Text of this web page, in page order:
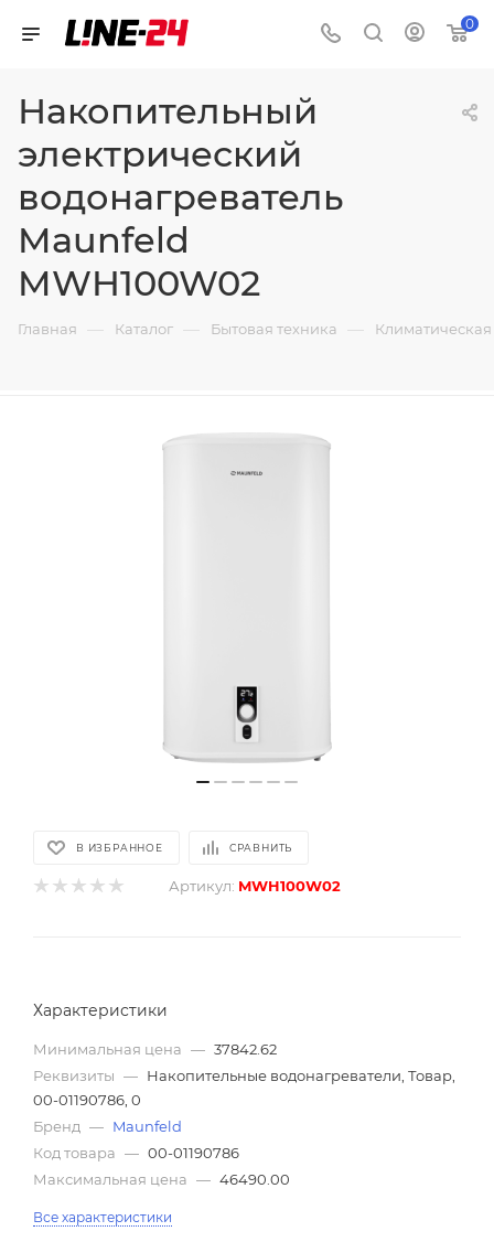
0
Накопительный
электрический
водонагреватель
Maunfeld
MWH100W02
Главная — Каталог — Бытовая техника —
В ИЗБРАННОЕ СРАВНИТЬ
Артикул: MWH100W02
Характеристики
Минимальная цена — 37842.62
Реквизиты — Накопительные водонагреватели, Товар,
00-01190786, 0
Бренд — Maunfeld
Код товара — 00-01190786
Максимальная цена — 46490.00
Все характеристики